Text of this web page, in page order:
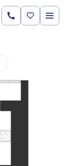
3 801 292 руб.